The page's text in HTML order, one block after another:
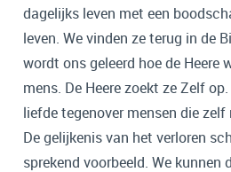
dagelijks leven met een
leven. We vinden ze terug in de
wordt ons geleerd hoe de Heere
mens. De Heere zoekt ze Zelf
liefde tegenover mensen die
De gelijkenis van het verloren
sprekend voorbeeld. We kunnen